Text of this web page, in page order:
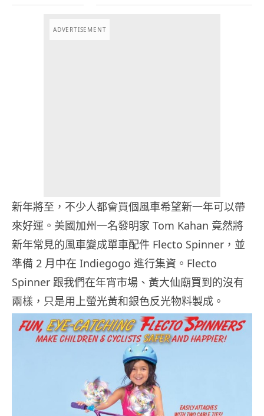
ADVERTISEMENT
新年將至，不少人都會買個風車希望新一年可以帶
來好運。美國加州一名發明家 Tom Kahan 竟然將
新年常見的風車變成單車配件 Flecto Spinner，並
準備 2 月中在 Indiegogo 進行集資。Flecto
Spinner 跟我們在年宵市場、黃大仙廟買到的沒有
兩樣，只是用上螢光黃和銀色反光物料製成。